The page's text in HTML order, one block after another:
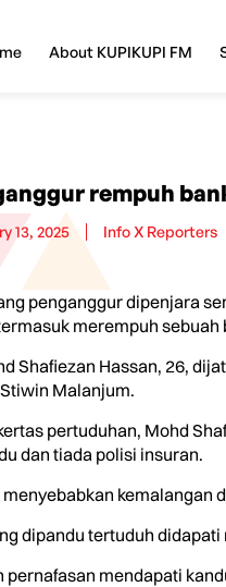
About KUPIKUPI FM
rempuh
13, 2025 Info X Reporters
penganggur dipenjara
merempuh sebuah
Shafiezan Hassan, 26,
Malanjum.
pertuduhan, Mohd
dan tiada polisi insuran.
kemalangan
dipandu tertuduh
pernafasan mendapati